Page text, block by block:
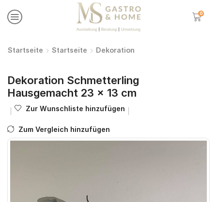
0
Startseite Startseite Dekoration
Dekoration Schmetterling
Hausgemacht 23 x 13 cm
Zur Wunschliste hinzufügen
Zum Vergleich hinzufügen